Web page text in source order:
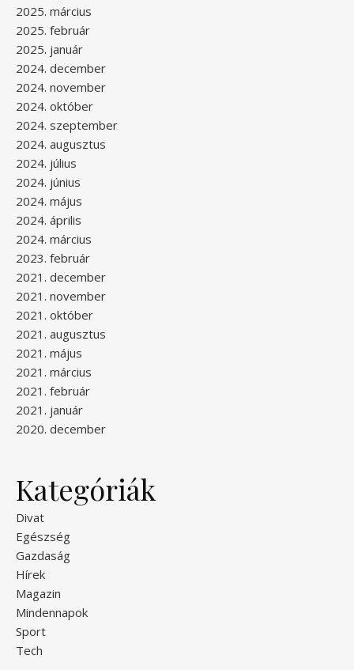
2025. március
2025. február
2025. január
2024. december
2024. november
2024. október
2024. szeptember
2024. augusztus
2024. július
2024. június
2024. május
2024. április
2024. március
2023. február
2021. december
2021. november
2021. október
2021. augusztus
2021. május
2021. március
2021. február
2021. január
2020. december
Kategóriák
Divat
Egészség
Gazdaság
Hírek
Magazin
Mindennapok
Sport
Tech